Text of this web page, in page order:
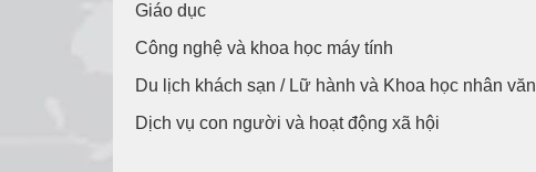
Giáo dục
Công nghệ và khoa học máy tính
Du lịch khách sạn / Lữ hành và Khoa học nhân văn
Dịch vụ con người và hoạt động xã hội